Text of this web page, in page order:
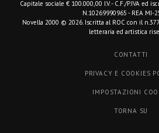
Capitale sociale € 100.000,00 I.V. - C.F./P.IVA ed
N.10269990965 - REA MI-
Novella 2000 © 2026. Iscritta al ROC con il
letteraria ed artistica
CONTATTI
PRIVACY E COOKIES
IMPOSTAZIONI
TORNA SU